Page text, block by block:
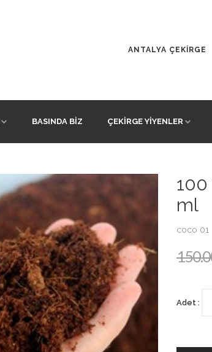
ANTALYA ÇEKİRGE
BASINDA BIZ ÇEKIRGE YIYENLER
100
ml
coco 01
Adet :